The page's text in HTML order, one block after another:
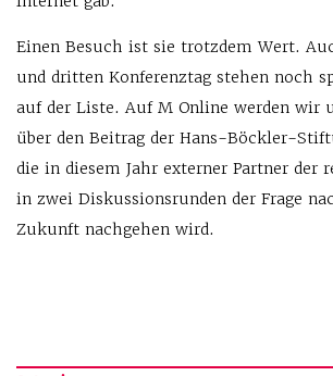
Einen Besuch ist sie trotzdem Wert.
und dritten Konferenztag stehen noch
auf der Liste. Auf M Online werden wir
über den Beitrag der Hans-Böckler-
die in diesem Jahr externer Partner der
in zwei Diskussionsrunden der Frage
Zukunft nachgehen wird.